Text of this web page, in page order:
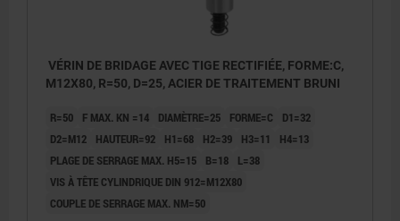
VÉRIN DE BRIDAGE AVEC TIGE RECTIFIÉE, FORME:C,
M12X80, R=50, D=25, ACIER DE TRAITEMENT BRUNI
R=50 F MAX. KN =14 DIAMÈTRE=25 FORME=C
D1=32
D2=M12
HAUTEUR=92 H1=68 H2=39 H3=11
H4=13
PLAGE DE SERRAGE MAX. H5=15
B=18
L=38
VIS À TÊTE CYLINDRIQUE DIN 912=M12X80
COUPLE DE SERRAGE MAX. NM=50